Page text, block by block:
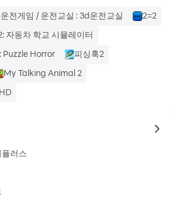
전게임 / 운전교실 : 3d운전교실
2=2
자동차 학교 시뮬레이터
Horror
피싱훅2
My Talking Animal 2
to
러스